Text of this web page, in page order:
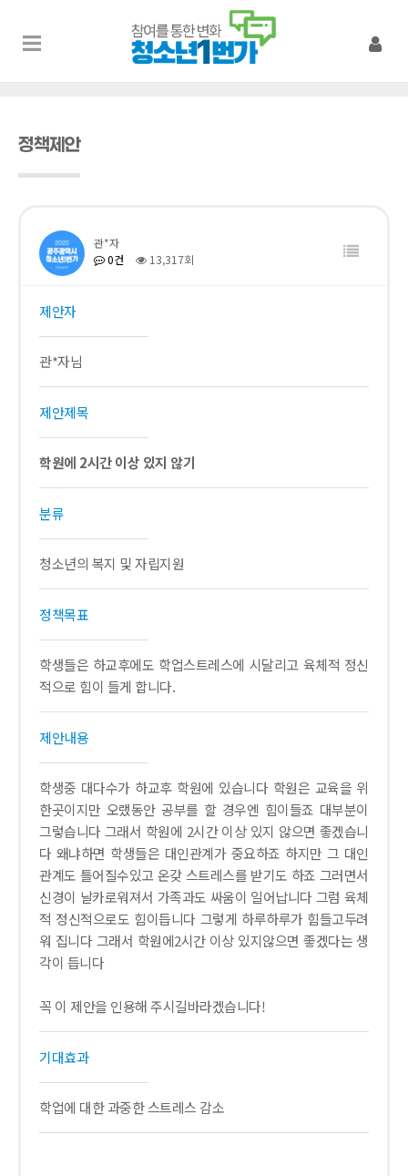
정책제안
관*자
0건
13,317회
제안자
관*자님
제안제목
학원에 2시간 이상 있지 않기
분류
청소년의 복지 및 자립지원
정책목표
학생들은 하교후에도 학업스트레스에 시달리고 육체적 정신
적으로 힘이 들게 합니다.
제안내용
학생중 대다수가 하교후 학원에 있습니다 학원은 교육을 위
한곳이지만 오랬동안 공부를 할 경우엔 힘이들죠 대부분이
그렇습니다 그래서 학원에 2시간 이상 있지 않으면 좋겠습니
다 왜냐하면 학생들은 대인관계가 중요하죠 하지만 그 대인
관계도 틀어질수있고 온갖 스트레스를 받기도 하죠 그러면서
신경이 날카로워져서 가족과도 싸움이 일어납니다 그럼 육체
적 정신적으로도 힘이듭니다 그렇게 하루하루가 힘들고두려
워 집니다 그래서 학원에2시간 이상 있지않으면 좋겠다는 생
각이 듭니다
꼭 이 제안을 인용해 주시길바라겠습니다!
기대효과
학업에 대한 과중한 스트레스 감소